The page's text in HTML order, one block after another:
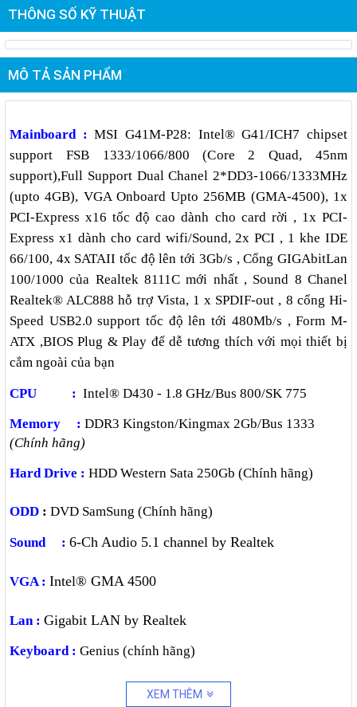
THÔNG SỐ KỸ THUẬT
MÔ TẢ SẢN PHẨM
Mainboard : MSI G41M-P28: Intel® G41/ICH7 chipset
support FSB 1333/1066/800 (Core 2 Quad, 45nm
support),Full Support Dual Chanel 2*DD3-1066/1333MHz
(upto 4GB), VGA Onboard Upto 256MB (GMA-4500), 1x
PCI-Express x16 tốc độ cao dành cho card rời , 1x PCI-
Express x1 dành cho card wifi/Sound, 2x PCI , 1 khe IDE
66/100, 4x SATAII tốc độ lên tới 3Gb/s , Cổng GIGAbitLan
100/1000 của Realtek 8111C mới nhất , Sound 8 Chanel
Realtek® ALC888 hỗ trợ Vista, 1 x SPDIF-out , 8 cổng Hi-
Speed USB2.0 support tốc độ lên tới 480Mb/s , Form M-
ATX ,BIOS Plug & Play để dễ tương thích với mọi thiết bị
cắm ngoài của bạn
CPU : Intel® D430 - 1.8 GHz/Bus 800/SK 775
Memory : DDR3 Kingston/Kingmax 2Gb/Bus 1333
(Chính hãng)
Hard Drive : HDD Western Sata 250Gb (Chính hãng)
ODD : DVD SamSung (Chính hãng)
Sound : 6-Ch Audio 5.1 channel by Realtek
VGA : Intel® GMA 4500
Lan : Gigabit LAN by Realtek
Keyboard : Genius (chính hãng)
Optical Genius (Chính hãng)
XEM THÊM